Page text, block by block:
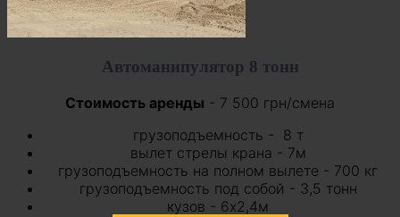
Автоманипулятор 8 тонн
Стоимость аренды - 7 500 грн/смена
грузоподъемность - 8 т
вылет стрелы крана - 7м
грузоподъемность на полном вылете - 700 кг
грузоподъемность под собой - 3,5 тонн
кузов - 6х2,4м